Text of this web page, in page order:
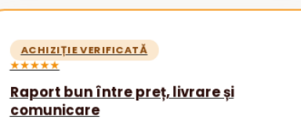
ACHIZIȚIE VERIFICATĂ
★★★★★
Raport bun între preț, livrare și
comunicare